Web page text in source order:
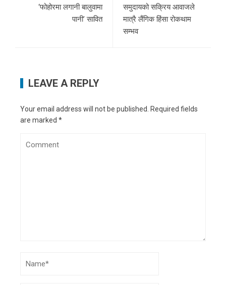
‘फोहोरमा लगानी बालुवामा
पानी’ सावित
समुदायको सक्रिय आवाजले
मात्रै लैंगिक हिंसा रोकथाम
सम्भव
LEAVE A REPLY
Your email address will not be published.
Required fields
are marked *